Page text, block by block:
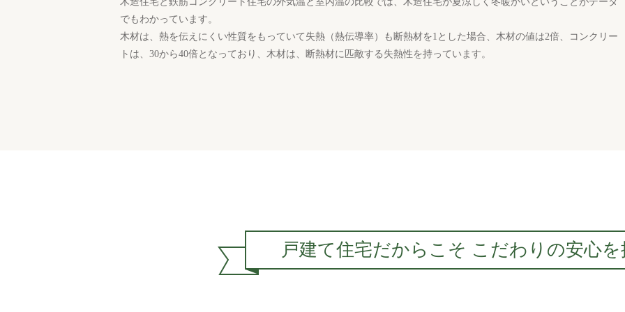
でもわかっています。
木材は、熱を伝えにくい性質をもっていて失熱（熱伝導率）も断熱材を1とした場合、木材の値は2倍、コンクリー
トは、30から40倍となっており、木材は、断熱材に匹敵する失熱性を持っています。
戸建て住宅だからこそ こだわりの安心を